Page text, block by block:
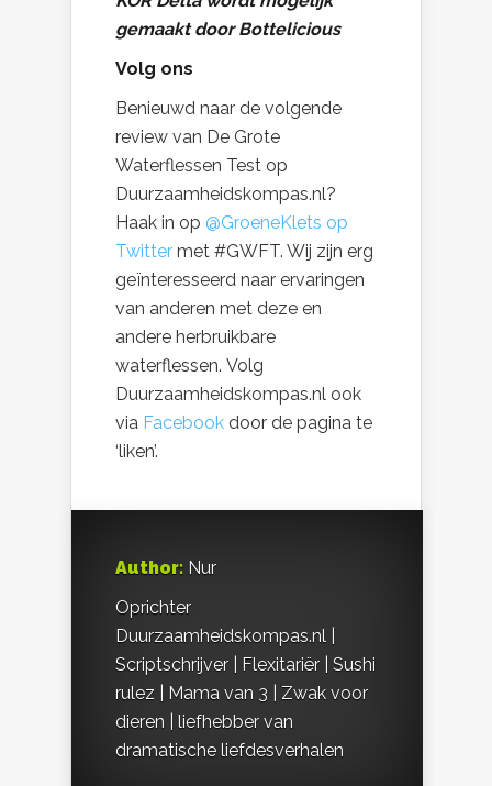
gemaakt door Bottelicious
Volg ons
Benieuwd naar de volgende
review van De Grote
Waterflessen Test op
Duurzaamheidskompas.nl?
Haak in op @GroeneKlets op
Twitter met #GWFT. Wij zijn erg
geïnteresseerd naar ervaringen
van anderen met deze en
andere herbruikbare
waterflessen. Volg
Duurzaamheidskompas.nl ook
via Facebook door de pagina te
‘liken’.
Author: Nur
Oprichter
Duurzaamheidskompas.nl |
Scriptschrijver | Flexitariër | Sushi
rulez | Mama van 3 | Zwak voor
dieren | liefhebber van
dramatische liefdesverhalen